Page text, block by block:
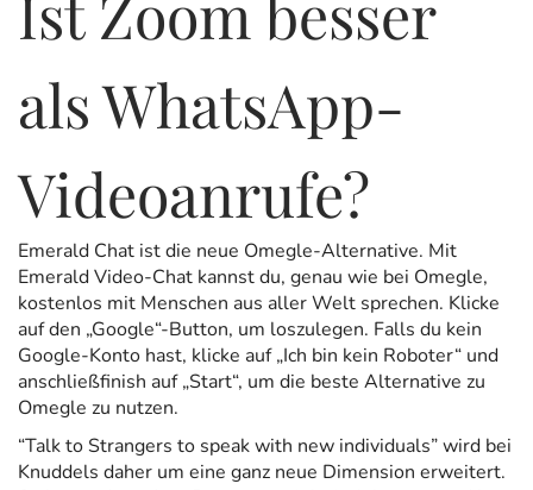
als WhatsApp-
Videoanrufe?
Emerald Chat ist die neue Omegle-Alternative. Mit
Emerald Video-Chat kannst du, genau wie bei Omegle,
kostenlos mit Menschen aus aller Welt sprechen. Klicke
auf den „Google“-Button, um loszulegen. Falls du kein
Google-Konto hast, klicke auf „Ich bin kein Roboter“ und
anschließfinish auf „Start“, um die beste Alternative zu
Omegle zu nutzen.
“Talk to Strangers to speak with new individuals” wird bei
Knuddels daher um eine ganz neue Dimension erweitert.